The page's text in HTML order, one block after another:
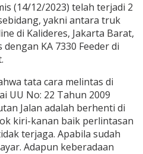
(14/12/2023) telah terjadi 2
yakni antara truk
di Kalideres, Jakarta Barat,
KA 7330 Feeder di
tata cara melintas di
UU No: 22 Tahun 2009
Jalan adalah berhenti di
kiri-kanan baik perlintasan
terjaga. Apabila sudah
Adapun keberadaan